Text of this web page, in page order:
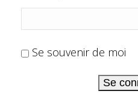
Se souvenir de moi
Se